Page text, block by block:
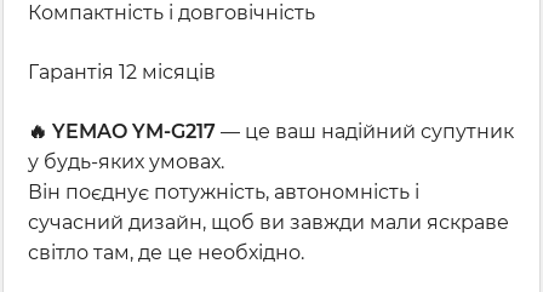
Компактність і довговічність
Гарантія 12 місяців
🔥 YEMAO YM-G217 — це ваш надійний супутник
у будь-яких умовах.
Він поєднує потужність, автономність і
сучасний дизайн, щоб ви завжди мали яскраве
світло там, де це необхідно.